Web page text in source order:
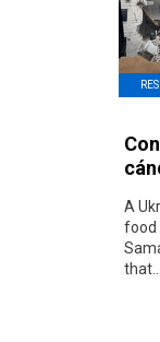
A
food
that...